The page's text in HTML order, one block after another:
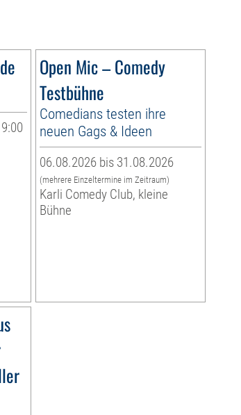
Open Mic – Comedy
Testbühne
Comedians testen ihre
neuen Gags & Ideen
06.08.2026 bis 31.08.2026
(mehrere Einzeltermine im Zeitraum)
Karli Comedy Club, kleine
Bühne